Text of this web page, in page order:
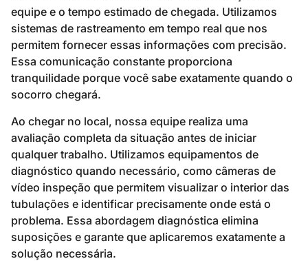
equipe e o tempo estimado de chegada. Utilizamos
sistemas de rastreamento em tempo real que nos
permitem fornecer essas informações com precisão.
Essa comunicação constante proporciona
tranquilidade porque você sabe exatamente quando o
socorro chegará.
Ao chegar no local, nossa equipe realiza uma
avaliação completa da situação antes de iniciar
qualquer trabalho. Utilizamos equipamentos de
diagnóstico quando necessário, como câmeras de
vídeo inspeção que permitem visualizar o interior das
tubulações e identificar precisamente onde está o
problema. Essa abordagem diagnóstica elimina
suposições e garante que aplicaremos exatamente a
solução necessária.